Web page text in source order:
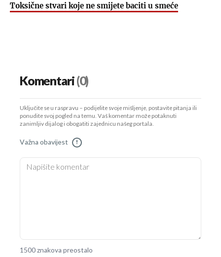
Toksične stvari koje ne smijete baciti u smeće
Komentari(0)
Uključite se u raspravu – podijelite svoje mišljenje, postavite pitanja ili
ponudite svoj pogled na temu. Vaš komentar može potaknuti
zanimljiv dijalog i obogatiti zajednicu našeg portala.
Važna obavijest !
1500 znakova preostalo